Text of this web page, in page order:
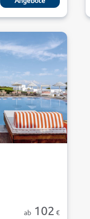
ab 102 €